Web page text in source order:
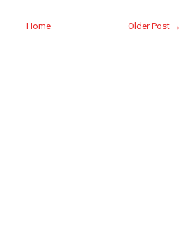
Older Post →
Home